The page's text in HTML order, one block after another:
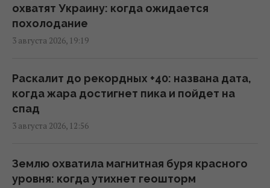
БПЛА для атак на цели в Балтии, –
литовская разведка
15:33 четверг, 06 августа 2026
Дрон со взрывчаткой возле украинского
Ан-24 в Лейпциге: пострадали ли самолет и
люди
13:13 четверг, 06 августа 2026
"Незаметные" российские диверсии: война
в Европе уже идет
охватят Украину: когда ожидается
похолодание
3 августа 2026, 19:19
Раскалит до рекордных +40: названа дата,
когда жара достигнет пика и пойдет на
спад
3 августа 2026, 12:56
Землю охватила магнитная буря красного
уровня: когда утихнет геошторм